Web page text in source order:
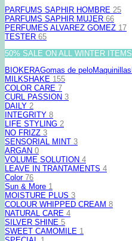
PARFUMS SAPHIR HOMBRE 25
PARFUMS SAPHIR MUJER 66
PERFUMES ALVAREZ GOMEZ 17
TESTER 65
50% SALE ON ALL WINTER ITEMS
BIOKERAGomas de peloMaquinillas
MILKSHAKE 155
COLOR CARE 7
CURL PASSION 3
DAILY 2
INTEGRITY 8
LIFE STYLING 2
NO FRIZZ 3
SENSORIAL MINT 3
ARGAN 0
VOLUME SOLUTION 4
LEAVE IN TRANTAMENTS 4
Color 76
Sun & More 1
MOISTURE PLUS 3
COLOUR WHIPPED CREAM 8
NATURAL CARE 4
SILVER SHINE 5
SWEET CAMOMILE 1